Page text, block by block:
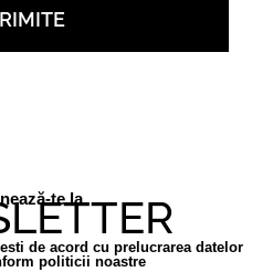
te la
de acord cu prelucrarea datelor
politicii noastre